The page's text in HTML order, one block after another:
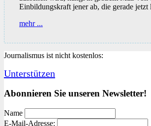
Einbildungskraft jener ab, die gerade jetzt
mehr ...
(Teil
Journalismus ist nicht kostenlos:
Unterstützen
Abonnieren Sie unseren Newsletter!
Name
E-Mail-Adresse: